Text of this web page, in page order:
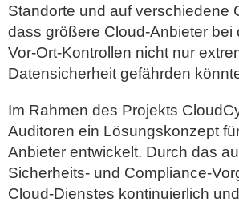
Standorte und auf verschiedene
dass größere Cloud-Anbieter
Vor-Ort-Kontrollen nicht nur
Datensicherheit gefährden
Im Rahmen des Projekts
Auditoren ein Lösungskonzept
Anbieter entwickelt. Durch das
Sicherheits- und Compliance-
Cloud-Dienstes kontinuierlich